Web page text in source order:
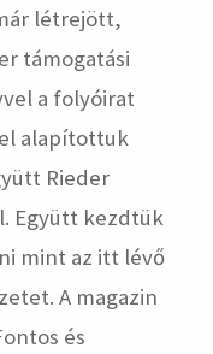
létrejött,
támogatási
a folyóirat
alapítottuk
Rieder
Együtt kezdtük
mint az itt lévő
A magazin
és